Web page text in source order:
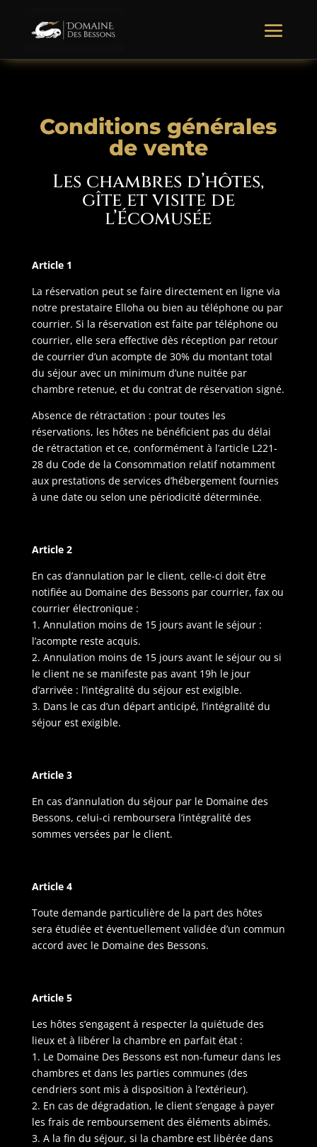
Conditions générales
de vente
Les chambres d’hôtes,
gîte et visite de
l’Écomusée
Article 1
La réservation peut se faire directement en ligne via
notre prestataire Elloha ou bien au téléphone ou par
courrier. Si la réservation est faite par téléphone ou
courrier, elle sera effective dès réception par retour
de courrier d’un acompte de 30% du montant total
du séjour avec un minimum d’une nuitée par
chambre retenue, et du contrat de réservation signé.
Absence de rétractation : pour toutes les
réservations, les hôtes ne bénéficient pas du délai
de rétractation et ce, conformément à l’article L221-
28 du Code de la Consommation relatif notamment
aux prestations de services d’hébergement fournies
à une date ou selon une périodicité déterminée.
Article 2
En cas d’annulation par le client, celle-ci doit être
notifiée au Domaine des Bessons par courrier, fax ou
courrier électronique :
1. Annulation moins de 15 jours avant le séjour :
l’acompte reste acquis.
2. Annulation moins de 15 jours avant le séjour ou si
le client ne se manifeste pas avant 19h le jour
d’arrivée : l’intégralité du séjour est exigible.
3. Dans le cas d’un départ anticipé, l’intégralité du
séjour est exigible.
Article 3
En cas d’annulation du séjour par le Domaine des
Bessons, celui-ci remboursera l’intégralité des
sommes versées par le client.
Article 4
Toute demande particulière de la part des hôtes
sera étudiée et éventuellement validée d’un commun
accord avec le Domaine des Bessons.
Article 5
Les hôtes s’engagent à respecter la quiétude des
lieux et à libérer la chambre en parfait état :
1. Le Domaine Des Bessons est non-fumeur dans les
chambres et dans les parties communes (des
cendriers sont mis à disposition à l’extérieur).
2. En cas de dégradation, le client s’engage à payer
les frais de remboursement des éléments abimés.
3. A la fin du séjour, si la chambre est libérée dans